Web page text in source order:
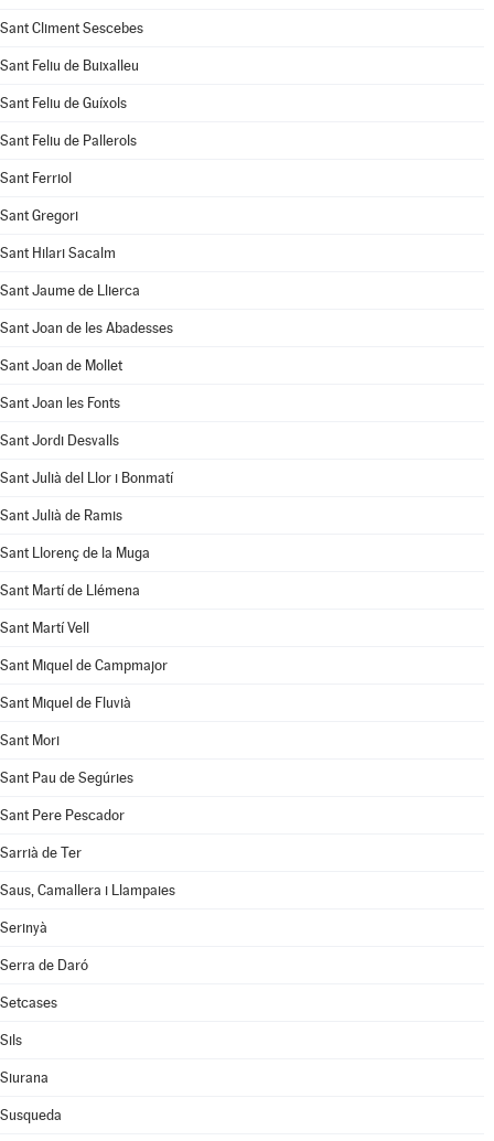
Sant Climent Sescebes
Sant Feliu de Buixalleu
Sant Feliu de Guíxols
Sant Feliu de Pallerols
Sant Ferriol
Sant Gregori
Sant Hilari Sacalm
Sant Jaume de Llierca
Sant Joan de les Abadesses
Sant Joan de Mollet
Sant Joan les Fonts
Sant Jordi Desvalls
Sant Julià del Llor i Bonmatí
Sant Julià de Ramis
Sant Llorenç de la Muga
Sant Martí de Llémena
Sant Martí Vell
Sant Miquel de Campmajor
Sant Miquel de Fluvià
Sant Mori
Sant Pau de Segúries
Sant Pere Pescador
Sarrià de Ter
Saus, Camallera i Llampaies
Serinyà
Serra de Daró
Setcases
Sils
Siurana
Susqueda